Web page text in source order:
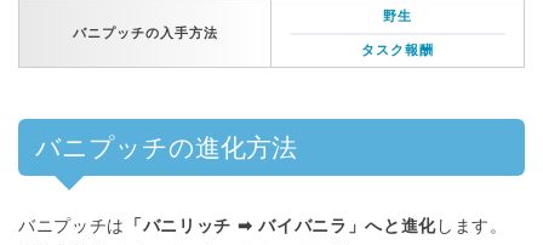
バニプッチの入手方法
野生
タスク報酬
バニプッチの進化方法
バニプッチは 「バニリッチ ➡︎ バイバニラ」へと進化 します。